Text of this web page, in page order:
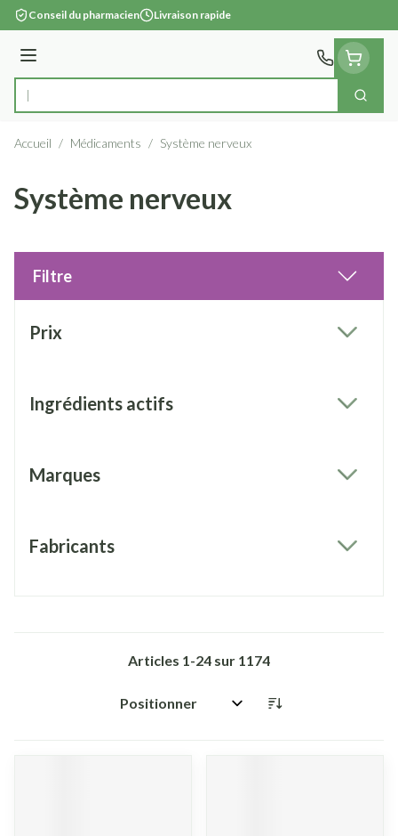
Aller au contenu
Conseil du pharmacien Livraison rapide
Menu
Rechercher
Accueil / Médicaments / Système nerveux
Système nerveux
Filtre
Prix
Ingrédients actifs
Marques
Fabricants
Articles 1-24 sur 1174
Trier par: